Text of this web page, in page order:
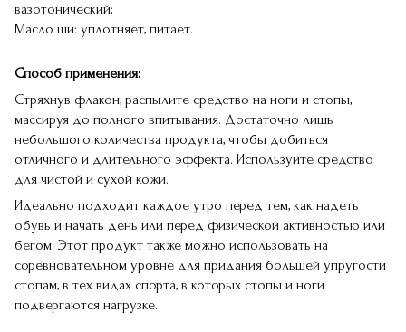
вазотонический;
Масло ши: уплотняет, питает.
Способ применения:
Стряхнув флакон, распылите средство на ноги и стопы,
массируя до полного впитывания. Достаточно лишь
небольшого количества продукта, чтобы добиться
отличного и длительного эффекта. Используйте средство
для чистой и сухой кожи.
Идеально подходит каждое утро перед тем, как надеть
обувь и начать день или перед физической активностью или
бегом. Этот продукт также можно использовать на
соревновательном уровне для придания большей упругости
стопам, в тех видах спорта, в которых стопы и ноги
подвергаются нагрузке.